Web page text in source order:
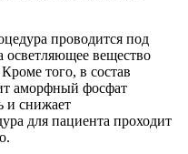
проводится под
осветляющее вещество
того, в состав
аморфный фосфат
и снижает
для пациента проходит